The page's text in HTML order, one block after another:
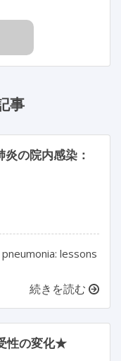
事
の院内感染：
lessons
続きを読む
性の変化★